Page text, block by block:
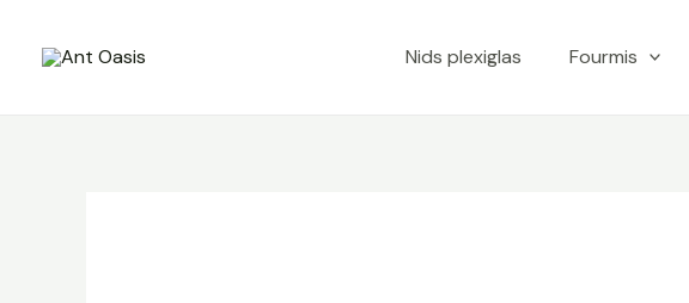
Nids plexiglas Fourmis